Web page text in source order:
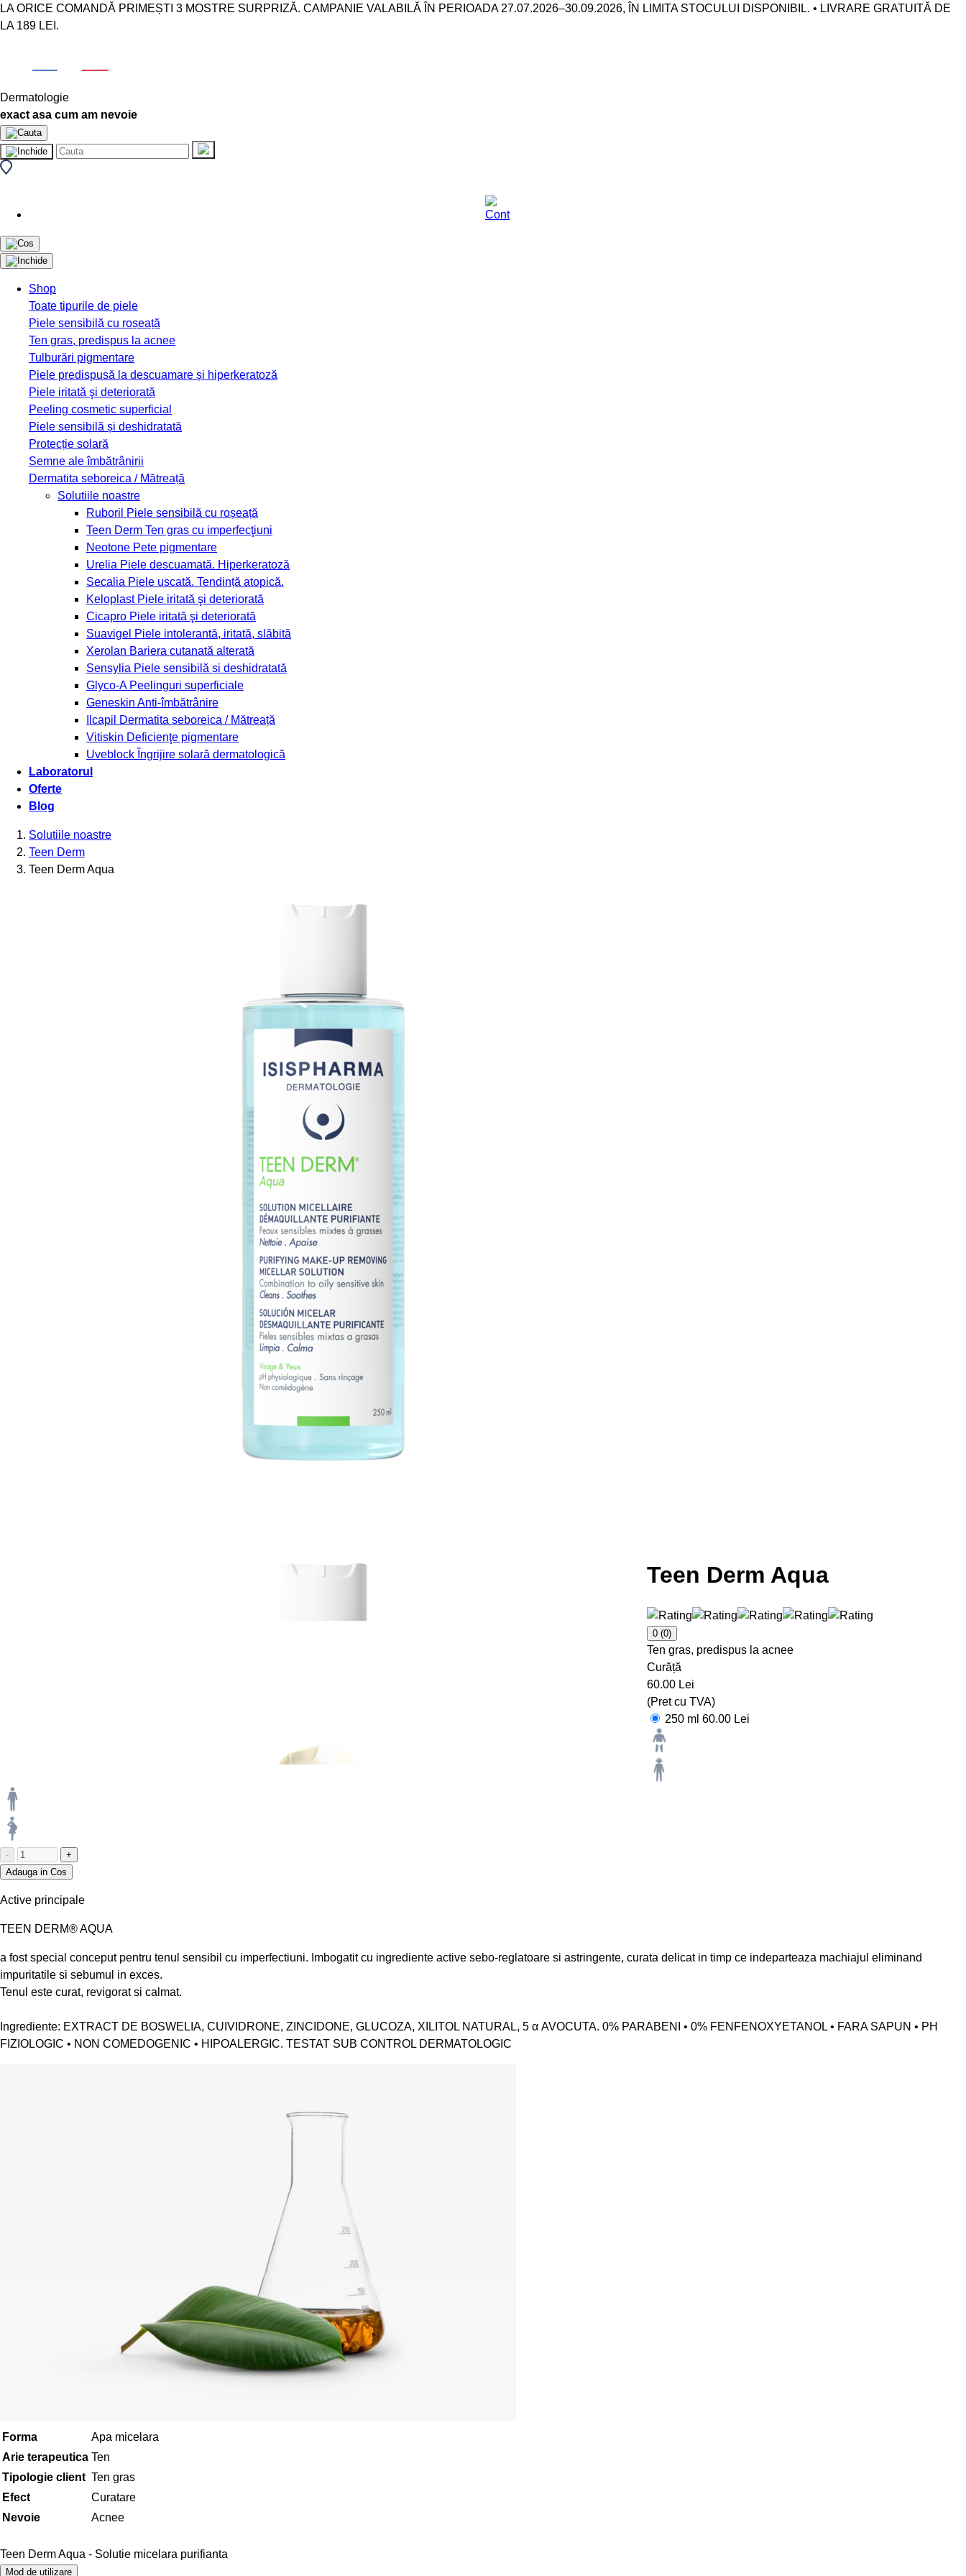
LA ORICE COMANDĂ PRIMEȘTI 3 MOSTRE SURPRIZĂ. CAMPANIE VALABILĂ ÎN PERIOADA 27.07.2026–30.09.2026, ÎN LIMITA STOCULUI DISPONIBIL. • LIVRARE GRATUITĂ DE
LA 189 LEI.
Dermatologie
exact asa cum am nevoie
Shop
Toate tipurile de piele
Piele sensibilă cu roșeață
Ten gras, predispus la acnee
Tulburări pigmentare
Piele predispusă la descuamare și hiperkeratoză
Piele iritată şi deteriorată
Peeling cosmetic superficial
Piele sensibilă și deshidratată
Protecție solară
Semne ale îmbătrânirii
Dermatita seboreica / Mătreață
Solutiile noastre
Ruboril
Piele sensibilă cu roșeață
Teen Derm Ten gras cu imperfecţiuni
Neotone Pete pigmentare
Urelia Piele descuamată. Hiperkeratoză
Secalia Piele uscată. Tendință atopică.
Keloplast Piele iritată şi deteriorată
Cicapro Piele iritată şi deteriorată
Suavigel Piele intolerantă, iritată, slăbită
Xerolan Bariera cutanată alterată
Sensylia Piele sensibilă și deshidratată
Glyco-A Peelinguri superficiale
Geneskin Anti-îmbătrânire
Ilcapil
Dermatita seboreica / Mătreață
Vitiskin Deficienţe pigmentare
Uveblock Îngrijire solară dermatologică
Laboratorul
Oferte
Blog
Solutiile noastre
Teen Derm
Teen Derm Aqua
Teen Derm Aqua
0 (0)
Ten gras, predispus la acnee
Curăță
60.00 Lei
(Pret cu TVA)
250 ml 60.00 Lei
-
+
Adauga in Cos
Active principale
TEEN DERM® AQUA
a fost special conceput pentru tenul sensibil cu imperfectiuni. Imbogatit cu ingrediente active sebo-reglatoare si astringente, curata delicat in timp ce indeparteaza machiajul eliminand
impuritatile si sebumul in exces.
Tenul este curat, revigorat si calmat.
Ingrediente: EXTRACT DE BOSWELIA, CUIVIDRONE, ZINCIDONE, GLUCOZA, XILITOL NATURAL, 5 α AVOCUTA. 0% PARABENI • 0% FENFENOXYETANOL • FARA SAPUN • PH
FIZIOLOGIC • NON COMEDOGENIC • HIPOALERGIC. TESTAT SUB CONTROL DERMATOLOGIC
Forma
Apa micelara
Arie terapeutica Ten
Tipologie client Ten gras
Efect
Curatare
Nevoie
Acnee
Teen Derm Aqua - Solutie micelara purifianta
Mod de utilizare